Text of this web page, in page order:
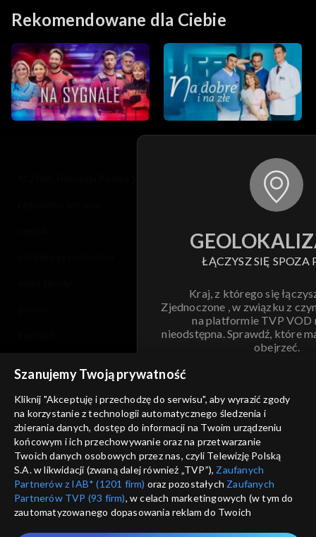
Rekomendowane dla Ciebie
ŁĄCZYSZ SIĘ SPOZA
Kraj, z którego się
Zjednoczone , w związku z
na platformie TVP VOD
nieodstępna. Sprawdź, które
obejrzeć.
ANULUJ
informacje o dostawcy usług
Szanujemy Twoją prywatność
Kliknij "Akceptuję i przechodzę do serwisu", aby wyrazić zgody
na korzystanie z technologii automatycznego śledzenia i
zbierania danych, dostęp do informacji na Twoim urządzeniu
końcowym i ich przechowywanie oraz na przetwarzanie
Twoich danych osobowych przez nas, czyli Telewizję Polską
S.A. w likwidacji (zwaną dalej również „TVP”), Zaufanych
Partnerów z IAB* (1201 firm) oraz pozostałych Zaufanych
Partnerów TVP (93 firm), w celach marketingowych (w tym do
zautomatyzowanego dopasowania reklam do Twoich